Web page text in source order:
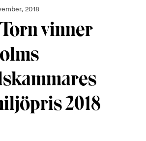
2018
vinner
2018